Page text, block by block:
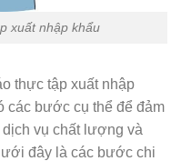
xuất nhập khẩu
thực tập xuất nhập
các bước cụ thể để đảm
vụ chất lượng và
đây là các bước chi